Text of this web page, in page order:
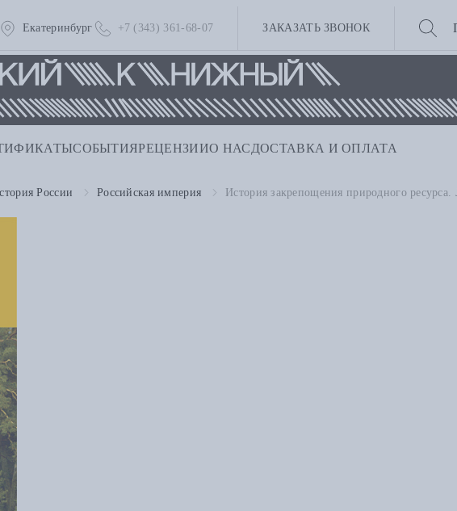
Екатеринбург +7 (343) 361-68-07 ЗАКАЗАТЬ ЗВОНОК
СОБЫТИЯРЕЦЕНЗИИО НАС ДОСТАВКА И ОПЛАТА
России Российская империя История закрепощения природного ресурса.